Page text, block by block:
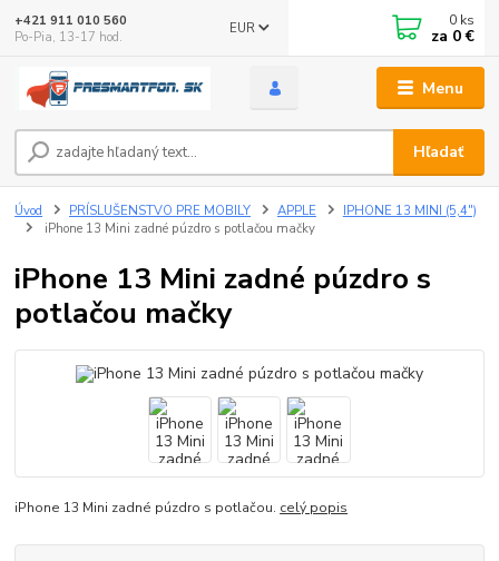
Menu
EUR
Hľadať
+421 911 010 560
Po-Pia, 13-17 hod.
0 ks
za 0 €
Úvod PRÍSLUŠENSTVO PRE MOBILY APPLE
IPHONE 13 MINI (5,4")
iPhone 13 Mini zadné púzdro s potlačou mačky
iPhone 13 Mini zadné púzdro s
potlačou mačky
iPhone 13 Mini zadné púzdro s potlačou. celý popis